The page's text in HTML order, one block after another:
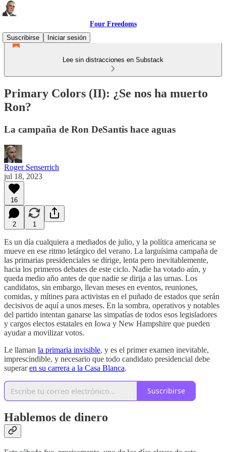
Four Freedoms
Suscribirse
Iniciar sesión
Lee sin distracciones en Substack
Primary Colors (II): ¿Se nos ha muerto
Ron?
La campaña de Ron DeSantis hace aguas
Roger Senserrich
jul 18, 2023
16
2 1
Es un día cualquiera a mediados de julio, y la política americana se
mueve en ese ritmo letárgico del verano. La larguísima campaña de
las primarias presidenciales se dirige, lenta pero inevitablemente,
hacia los primeros debates de este ciclo. Nadie ha votado aún, y
queda medio año antes de que nadie se dirija a las urnas. Los
candidatos, sin embargo, llevan meses en eventos, reuniones,
comidas, y mítines para activistas en el puñado de estados que serán
decisivos de aquí a unos meses. En la sombra, operativos y notables
del partido intentan ganarse las simpatías de todos esos legisladores
y cargos electos estatales en Iowa y New Hampshire que pueden
ayudar a movilizar votos.
Le llaman la primaria invisible, y es el primer examen inevitable,
imprescindible, y necesario que todo candidato presidencial debe
superaren su carrera a la Casa Blanca.
Suscribirse
Hablemos de dinero